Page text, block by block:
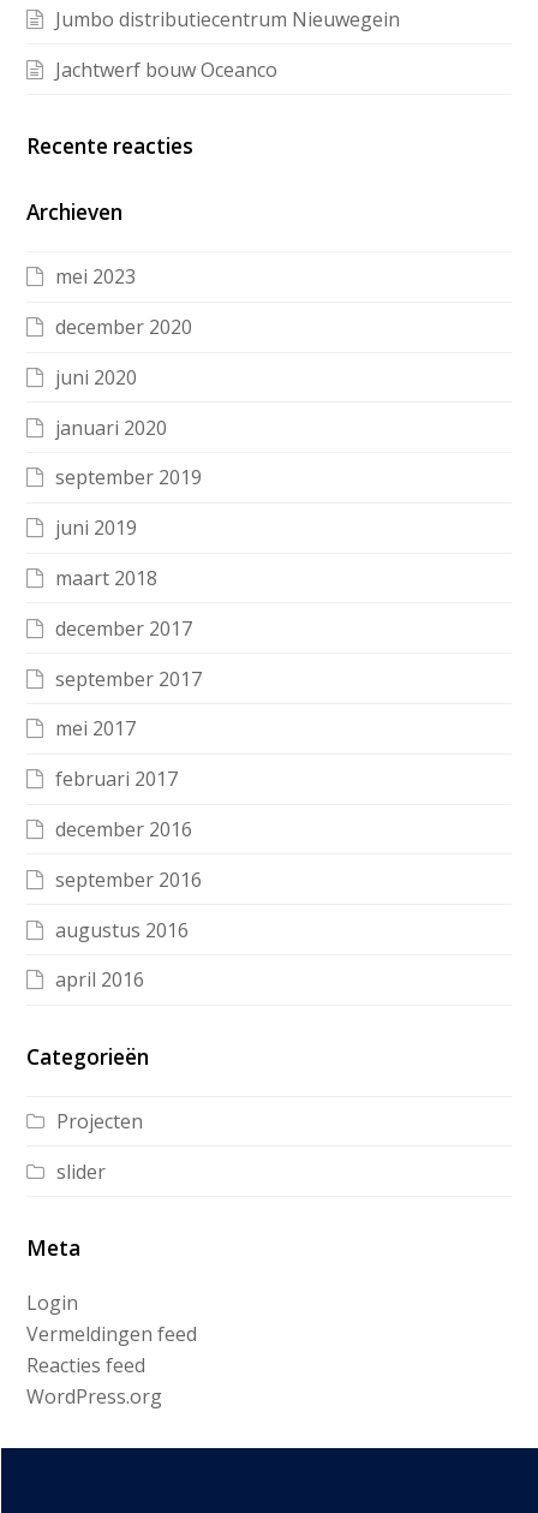
Jumbo distributiecentrum Nieuwegein
Jachtwerf bouw Oceanco
Recente reacties
Archieven
mei 2023
december 2020
juni 2020
januari 2020
september 2019
juni 2019
maart 2018
december 2017
september 2017
mei 2017
februari 2017
december 2016
september 2016
augustus 2016
april 2016
Categorieën
Projecten
slider
Meta
Login
Vermeldingen feed
Reacties feed
WordPress.org